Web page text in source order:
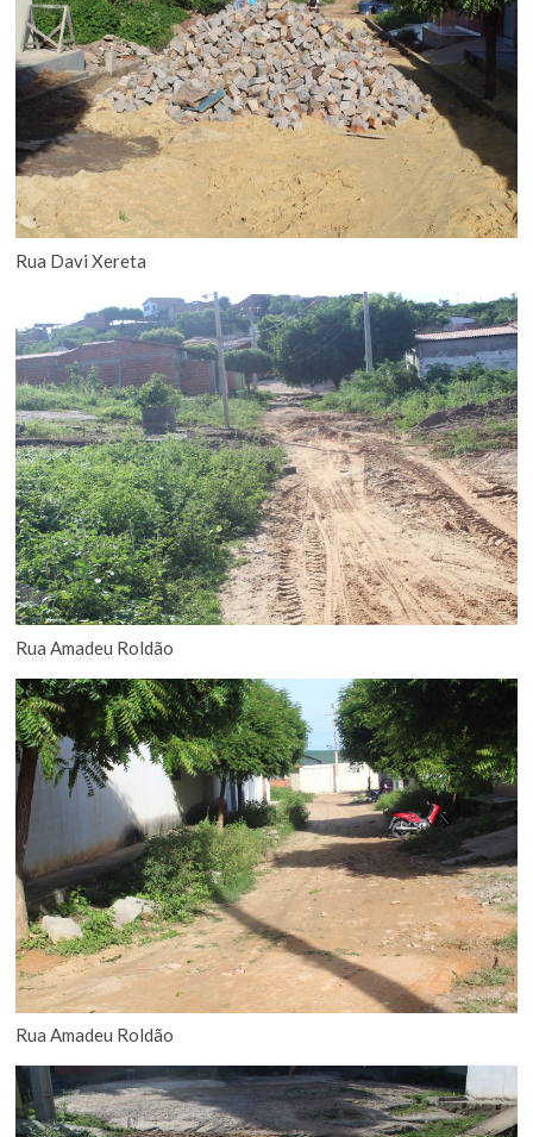
Rua Davi Xereta
Rua Amadeu Roldão
Rua Amadeu Roldão